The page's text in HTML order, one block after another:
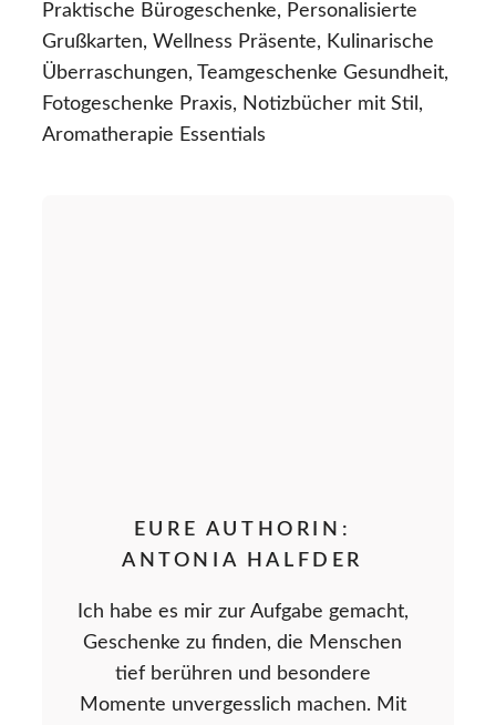
Praktische Bürogeschenke, Personalisierte
Grußkarten, Wellness Präsente, Kulinarische
Überraschungen, Teamgeschenke Gesundheit,
Fotogeschenke Praxis, Notizbücher mit Stil,
Aromatherapie Essentials
EURE AUTHORIN:
ANTONIA HALFDER
Ich habe es mir zur Aufgabe gemacht,
Geschenke zu finden, die Menschen
tief berühren und besondere
Momente unvergesslich machen. Mit